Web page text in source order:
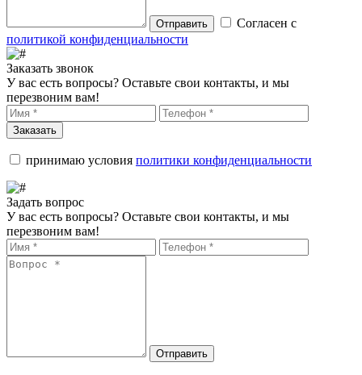
Отправить
Согласен с
политикой конфиденциальности
Заказать звонок
У вас есть вопросы? Оставьте свои контакты, и мы
перезвоним вам!
Заказать
принимаю условия политики конфиденциальности
Задать вопрос
У вас есть вопросы? Оставьте свои контакты, и мы
перезвоним вам!
Отправить